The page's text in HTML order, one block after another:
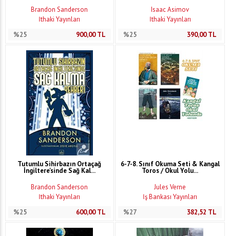
Brandon Sanderson
İthaki Yayınları
%25
900,00TL
Isaac Asimov
İthaki Yayınları
%25
390,00TL
Tutumlu Sihirbazın Ortaçağ
İngiltere'sinde Sağ Kal...
Brandon Sanderson
İthaki Yayınları
%25
600,00TL
6-7-8. Sınıf Okuma Seti & Kangal
Toros / Okul Yolu...
Jules Verne
İş Bankası Yayınları
%27
382,52 TL